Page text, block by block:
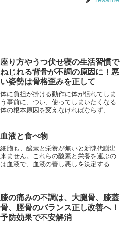
座り方やうつ伏せ寝の生活習慣で
ねじれる背骨が不調の原因に！悪
い姿勢は骨格歪みを正して
体に負担が掛ける動作に体が慣れてしま
う事前に、つい、使ってしまいたくなる
体の根本原因を変えなければならず、骨
血液と食べ物
細胞も、酸素と栄養が無いと新陳代謝出
来ません。これらの酸素と栄養を運ぶの
は血液で、血液の善し悪しを決定するの
膝の痛みの不調は、大腿骨、膝蓋
骨、脛骨のバランス正し改善へ！
予防効果で不安解消